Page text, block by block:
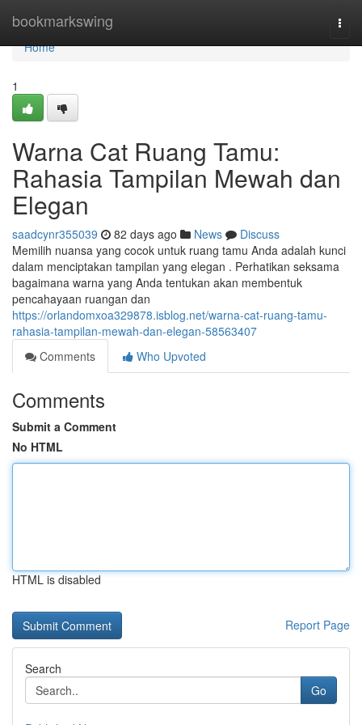
bookmarkswing
Home
Home
1
Warna Cat Ruang Tamu:
Rahasia Tampilan Mewah dan
Elegan
saadcynr355039 82 days ago News
Discuss
Memilih nuansa yang cocok untuk ruang tamu Anda adalah kunci
dalam menciptakan tampilan yang elegan . Perhatikan seksama
bagaimana warna yang Anda tentukan akan membentuk
pencahayaan ruangan dan
https://orlandomxoa329878.isblog.net/warna-cat-ruang-tamu-
rahasia-tampilan-mewah-dan-elegan-58563407
Comments
Who Upvoted
Comments
Submit a Comment
No HTML
HTML is disabled
Report Page
Search
Go